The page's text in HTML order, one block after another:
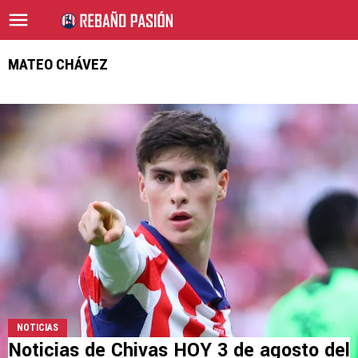
MATEO CHÁVEZ
NOTICIAS
Noticias de Chivas HOY 3 de agosto del